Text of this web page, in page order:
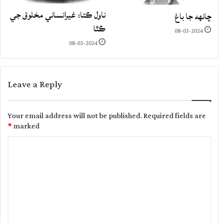
چانهه جا باغ
08-03-2024
ناول ڪتا: غيرانساني مخلوق جي
ڪٿا
08-03-2024
Leave a Reply
Your email address will not be published.Required fields are
marked
*